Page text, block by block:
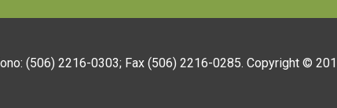
(506) 2216-0303; Fax (506) 2216-0285. Copyright ©